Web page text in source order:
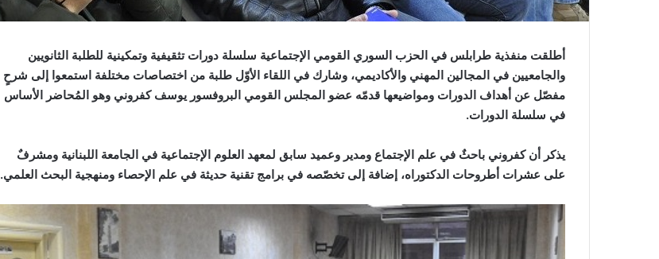
أطلقت منفذية طرابلس في الحزب السوري القومي الإجتماعية سلسلة دورات تثقيفية وتمكينية للطلبة الثانويين
والجامعيين في المجالين المهني والأكاديمي، وشارك في اللقاء الأوّل طلبة من اختصاصات مختلفة استمعوا إلى شرحٍ
مفصّل عن أهداف الدورات ومواضيعها قدمّه عضو المجلس القومي البروفسور يوسف كفروني وهو المُحاضر الأساس
في سلسلة الدورات.
يذكر أن كفروني باحثٌ في علم الإجتماع ومدير وعميد سابق لمعهد العلوم الإجتماعية في الجامعة اللبنانية ومشرفٌ
على عشرات أطروحات الدكتوراه، إضافة إلى تخصّصه في برامج تقنية حديثة في علم الإحصاء ومنهجية البحث العلمي.